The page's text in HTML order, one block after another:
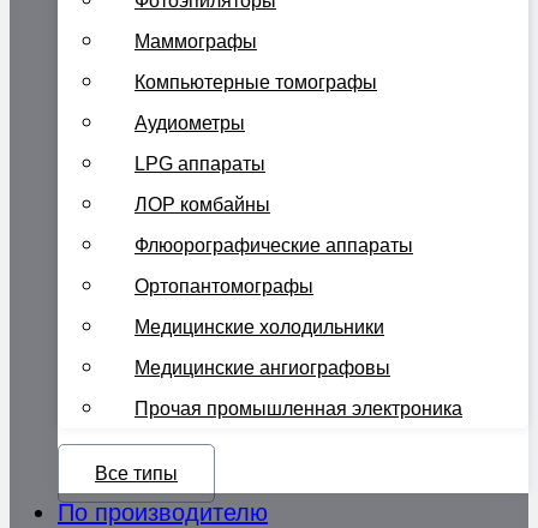
Маммографы
Компьютерные томографы
Аудиометры
LPG аппараты
ЛОР комбайны
Флюорографические аппараты
Ортопантомографы
Медицинские холодильники
Медицинские ангиографовы
Прочая промышленная электроника
Все типы
По производителю